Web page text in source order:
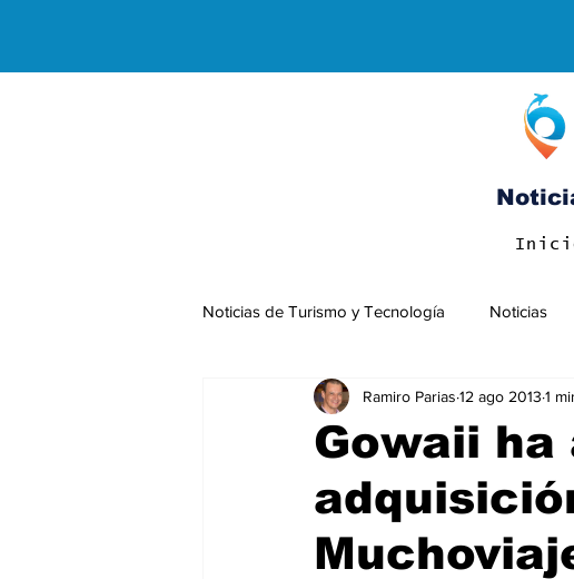
Noticias de Turismo y Tecnología Noticias
Negocios Internacionales
Gowaii ha
Ramiro Parias 12 ago 2013 1